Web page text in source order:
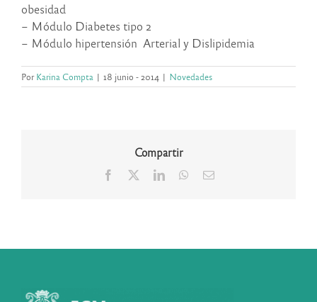
obesidad
– Módulo Diabetes tipo 2
– Módulo hipertensión Arterial y Dislipidemia
PorKarina Compta | 18 junio - 2014 | Novedades
Compartir
Facebook LinkedInWhatsApp
Correo